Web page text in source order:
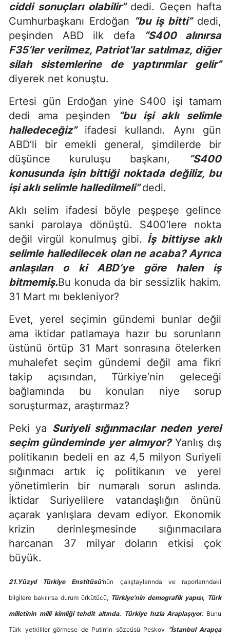
ciddi sonuçları olabilir”dedi. Geçen hafta
Cumhurbaşkanı Erdoğan “bu iş bitti”dedi,
peşinden ABD ilk defa
“S400 alınırsa
F35’ler verilmez, Patriot’lar satılmaz, diğer
silah sistemlerine de yaptırımlar gelir”
diyerek net konuştu.
Ertesi gün Erdoğan yine S400 işi tamam
dedi ama peşinden
“bu işi aklı selimle
halledeceğiz”ifadesi kullandı. Aynı gün
ABD’li bir emekli general, şimdilerde bir
düşünce kuruluşu başkanı,
“S400
konusunda işin bittiği noktada değiliz, bu
işi aklı selimle halledilmeli”dedi.
Aklı selim ifadesi böyle peşpeşe gelince
sanki parolaya dönüştü. S400’lere nokta
değil virgül konulmuş gibi. İş bittiyse aklı
selimle halledilecek olan ne acaba? Ayrıca
anlaşılan o ki ABD’ye göre halen iş
bitmemiş.Bu konuda da bir sessizlik hakim.
31 Mart mı bekleniyor?
Evet, yerel seçimin gündemi bunlar değil
ama iktidar patlamaya hazır bu sorunların
üstünü örtüp 31 Mart sonrasına ötelerken
muhalefet seçim gündemi değil ama fikri
takip açısından, Türkiye’nin geleceği
bağlamında bu konuları niye sorup
soruşturmaz, araştırmaz?
Peki ya Suriyeli sığınmacılar neden yerel
seçim gündeminde yer almıyor?Yanlış dış
politikanın bedeli en az 4,5 milyon Suriyeli
sığınmacı artık iç politikanın ve yerel
yönetimlerin bir numaralı sorun aslında.
İktidar Suriyelilere vatandaşlığın önünü
açarak yanlışlara devam ediyor. Ekonomik
krizin derinleşmesinde sığınmacılara
harcanan 37 milyar doların etkisi çok
büyük.
21.Yüzyıl Türkiye Enstitüsü’nün çalıştaylarında ve raporlarındaki
bilgilere bakılırsa durum ürkütücü, Türkiye’nin demografik yapısı, Türk
milletinin milli kimliği tehdit altında. Türkiye hızla Araplaşıyor. Bunu
Türk yetkililer görmese de Putin’in sözcüsü Peskov “İstanbul Arapça